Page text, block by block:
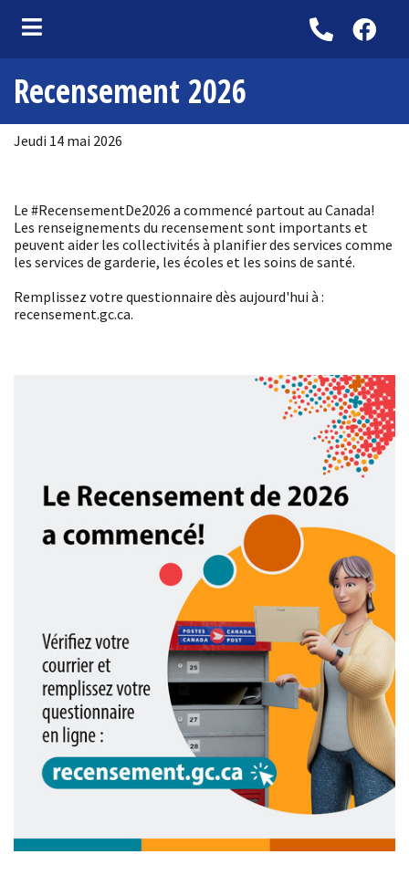
(Organisation municipale )
(Culture et loisirs )
(Contact )
Recensement 2026
Jeudi 14 mai 2026
Le #RecensementDe2026 a commencé partout au Canada!
Les renseignements du recensement sont importants et
peuvent aider les collectivités à planifier des services comme
les services de garderie, les écoles et les soins de santé.
Remplissez votre questionnaire dès aujourd'hui à :
recensement.gc.ca.